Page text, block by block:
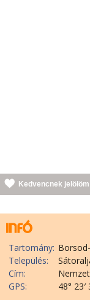
Kedvencnek jelölöm
Tartomány:
Település:
Cím:
GPS:
48°